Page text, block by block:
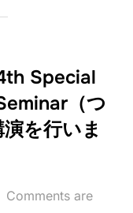
Special
（つ
を行いま
Comments are